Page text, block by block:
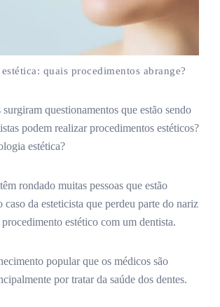
quais procedimentos abrange?
questionamentos que estão sendo
podem realizar procedimentos estéticos?
estética?
rondado muitas pessoas que estão
caso da esteticista que perdeu parte do nariz
estético com um dentista.
popular que os médicos são
por tratar da saúde dos dentes.